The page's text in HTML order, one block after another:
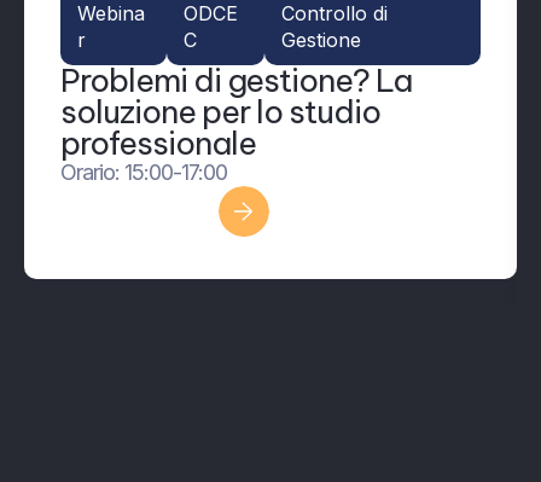
Webina
r
ODCE
C
Controllo di
Gestione
Problemi di gestione? La
soluzione per lo studio
professionale
Orario: 15:00-17:00